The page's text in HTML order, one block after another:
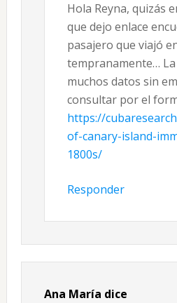
Hola Reyna, quizás
que dejo enlace
pasajero que viajó
tempranamente…
muchos datos sin
consultar por el
https://
of-canary-island-
1800s/
Responder
Ana María dice